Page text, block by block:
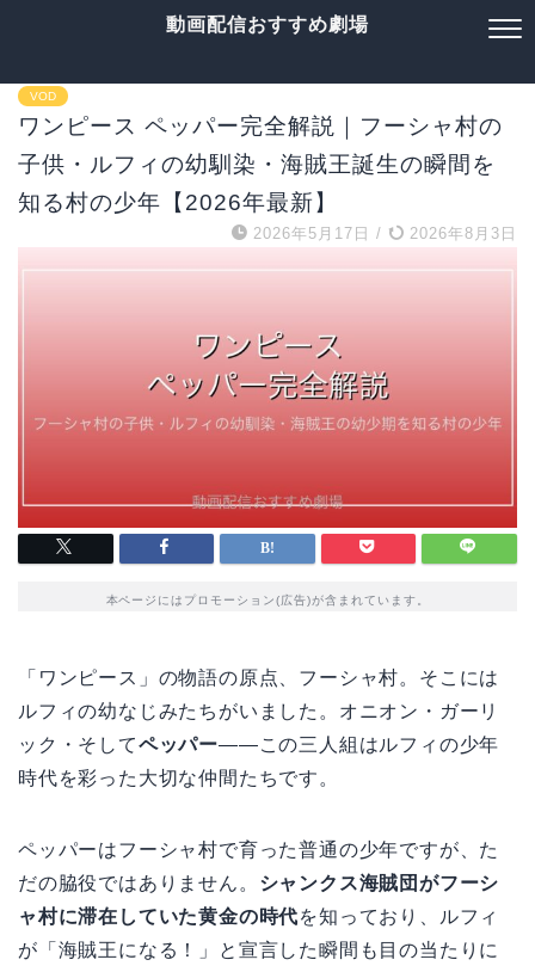
動画配信おすすめ劇場
VOD
ワンピース ペッパー完全解説｜フーシャ村の
子供・ルフィの幼馴染・海賊王誕生の瞬間を
知る村の少年【2026年最新】
2026年5月17日 / 2026年8月3日
本ページにはプロモーション(広告)が含まれています。
「ワンピース」の物語の原点、フーシャ村。そこには
ルフィの幼なじみたちがいました。オニオン・ガーリ
ック・そしてペッパー——この三人組はルフィの少年
時代を彩った大切な仲間たちです。
ペッパーはフーシャ村で育った普通の少年ですが、た
だの脇役ではありません。 シャンクス海賊団がフーシ
ャ村に滞在していた黄金の時代を知っており、ルフィ
が「海賊王になる！」と宣言した瞬間も目の当たりに